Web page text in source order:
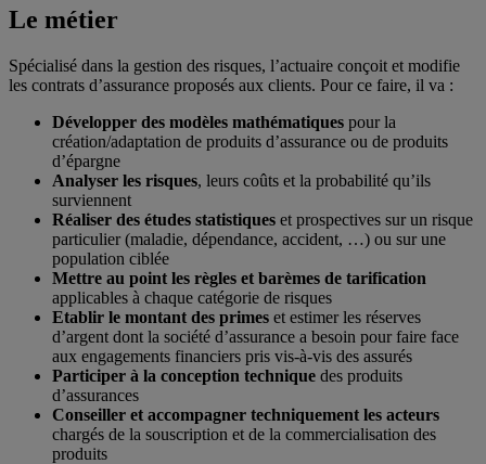
Le métier
Spécialisé dans la gestion des risques, l’actuaire conçoit et modifie
les contrats d’assurance proposés aux clients. Pour ce faire, il va :
Développer des modèles mathématiques pour la
création/adaptation de produits d’assurance ou de produits
d’épargne
Analyser les risques, leurs coûts et la probabilité qu’ils
surviennent
Réaliser des études statistiques et prospectives sur un risque
particulier (maladie, dépendance, accident, …) ou sur une
population ciblée
Mettre au point les règles et barèmes de tarification
applicables à chaque catégorie de risques
Etablir le montant des primes et estimer les réserves
d’argent dont la société d’assurance a besoin pour faire face
aux engagements financiers pris vis-à-vis des assurés
Participer à la conception technique des produits
d’assurances
Conseiller et accompagner techniquement les acteurs
chargés de la souscription et de la commercialisation des
produits